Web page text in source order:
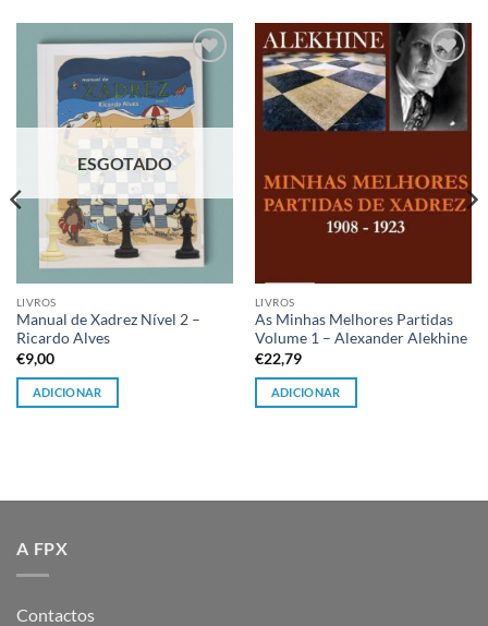
Adicionar
à lista de
desejos
ESGOTADO
LIVROS
Manual de Xadrez Nível 2 –
Ricardo Alves
€9,00
ADICIONAR
Adicionar
à lista de
desejos
LIVROS
As Minhas Melhores Partidas
Volume 1 – Alexander Alekhine
€22,79
ADICIONAR
A FPX
Contactos